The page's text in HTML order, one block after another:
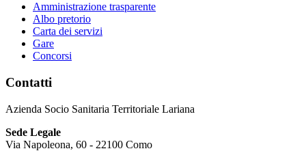
Amministrazione trasparente
Albo pretorio
Carta dei servizi
Gare
Concorsi
Contatti
Azienda Socio Sanitaria Territoriale Lariana
Sede Legale
Via Napoleona, 60 - 22100 Como